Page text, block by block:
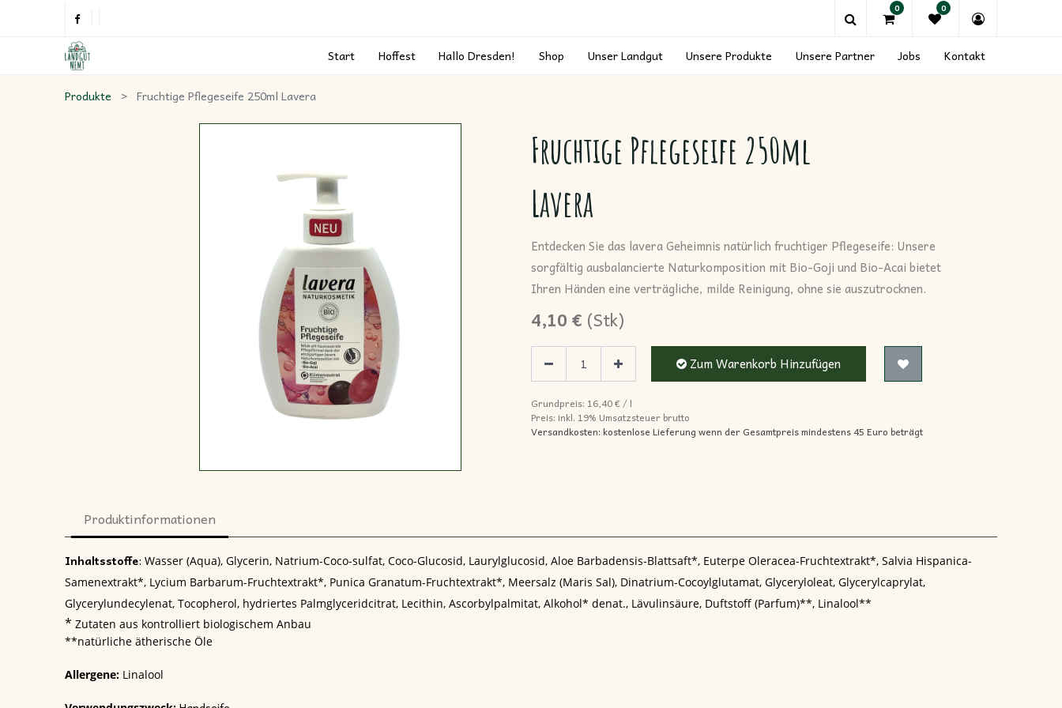
0 0
Start Hoffest Hallo Dresden! Shop Unser Landgut Unsere Produkte Unsere Partner Jobs Kontakt
Produkte Fruchtige Pflegeseife 250ml Lavera
Fruchtige Pflegeseife 250ml
Lavera
Entdecken Sie das lavera Geheimnis natürlich fruchtiger Pflegeseife: Unsere
sorgfältig ausbalancierte Naturkomposition mit Bio-Goji und Bio-Acai bietet
Ihren Händen eine verträgliche, milde Reinigung, ohne sie auszutrocknen.
4,10 € (Stk)
Zum Warenkorb Hinzufügen
Grundpreis: 16,40€/l
Preis: inkl. 19% Umsatzsteuer brutto
Versandkosten: kostenlose Lieferung wenn der Gesamtpreis mindestens 45 Euro beträgt
Produktinformationen
Inhaltsstoffe:Wasser (Aqua), Glycerin, Natrium-Coco-sulfat, Coco-Glucosid, Laurylglucosid, Aloe Barbadensis-Blattsaft*, Euterpe Oleracea-Fruchtextrakt*, Salvia Hispanica-
Samenextrakt*, Lycium Barbarum-Fruchtextrakt*, Punica Granatum-Fruchtextrakt*, Meersalz (Maris Sal), Dinatrium-Cocoylglutamat, Glyceryloleat, Glycerylcaprylat,
Glycerylundecylenat, Tocopherol, hydriertes Palmglyceridcitrat, Lecithin, Ascorbylpalmitat, Alkohol* denat., Lävulinsäure, Duftstoff (Parfum)**, Linalool**
* Zutaten aus kontrolliert biologischem Anbau
**natürliche ätherische Öle
Allergene: Linalool